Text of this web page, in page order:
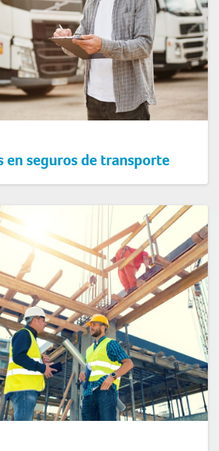
en seguros de transporte